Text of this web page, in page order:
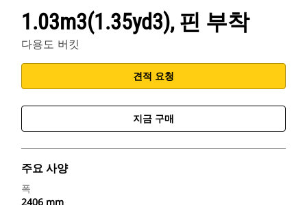
1.03m3(1.35yd3), 핀 부착
다용도 버킷
견적 요청
지금 구매
주요 사양
폭
2406 mm